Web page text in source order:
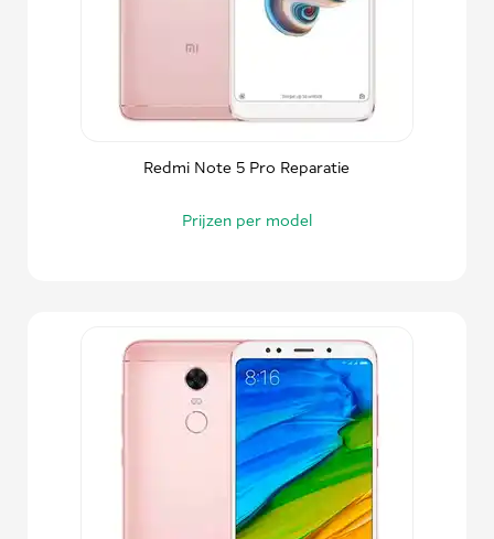
Redmi Note 5 Pro Reparatie
Prijzen per model